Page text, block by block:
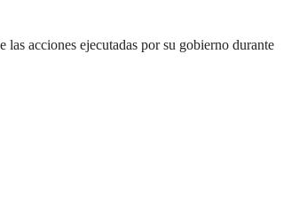
acciones ejecutadas por su gobierno durante